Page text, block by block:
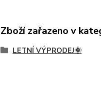
Zboží zařazeno v
LETNÍ VÝPRODEJ🌞